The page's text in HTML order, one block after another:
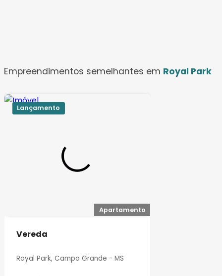
Empreendimentos semelhantes em Royal Park
Lançamento
Apartamento
Vereda
Royal Park, Campo Grande - MS